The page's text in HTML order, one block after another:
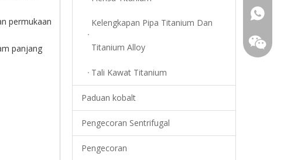
permukaan
panjang
Kelengkapan Pipa Titanium Dan
Titanium Alloy
Tali Kawat Titanium
Paduan kobalt
Pengecoran Sentrifugal
Pengecoran
+86-